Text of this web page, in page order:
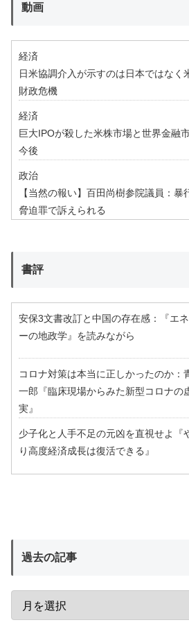
動画
経済
日米協調介入が示すのは日本ではなく
財政危機
経済
巨大IPOが殺した米株市場と世界金融
今後
政治
【当然の報い】百田尚樹参院議員：暴
脅迫罪で訴えられる
書評
安保3文書改訂と中国の存在感：『エ
ーの地政学』を読みながら
コロナ対策は本当に正しかったのか：
一郎『臨床現場からみた新型コロナの
実』
少子化と人手不足の元凶を直視せよ『
り高度経済成長は復活できる』
過去の記事